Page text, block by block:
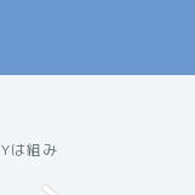
は組み